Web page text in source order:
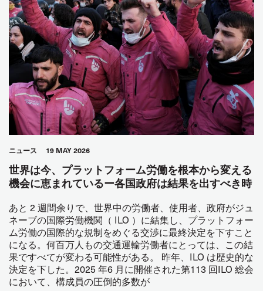
ニュース 19 MAY 2026
世界は今、プラットフォーム労働を根本から変える
機会に恵まれているー各国政府は結果を出すべき時
あと 2 週間余りで、世界中の労働者、使用者、政府がジュ
ネーブの国際労働機関（ ILO ）に結集し、プラットフォー
ム労働の国際的な規制をめぐる交渉に最終決定を下すこと
になる。何百万人もの交通運輸労働者にとっては、この結
果ですべてが変わる可能性がある。 昨年、ILO は歴史的な
決定を下した。2025 年6 月に開催された第113 回ILO 総会
において、構成員の圧倒的多数が